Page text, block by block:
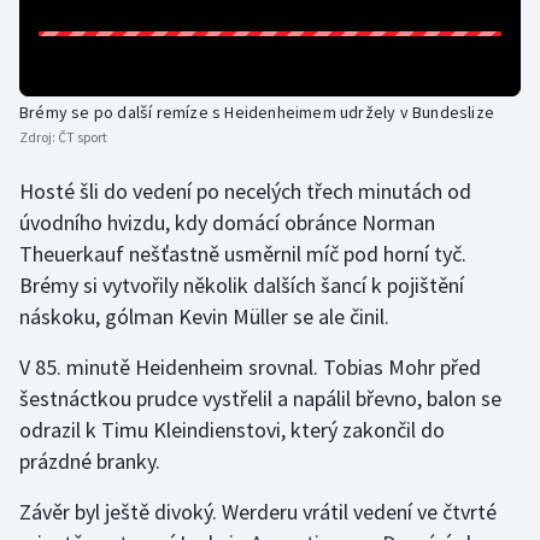
Házená
Judo
Krasobruslení
Lyže a snowboard
Moderní pětiboj
Motorsport
Brémy se po další remíze s Heidenheimem udržely v Bundeslize
Zdroj: ČT sport
Hosté šli do vedení po necelých třech minutách od
úvodního hvizdu, kdy domácí obránce Norman
Theuerkauf nešťastně usměrnil míč pod horní tyč.
Brémy si vytvořily několik dalších šancí k pojištění
náskoku, gólman Kevin Müller se ale činil.
V 85. minutě Heidenheim srovnal. Tobias Mohr před
šestnáctkou prudce vystřelil a napálil břevno, balon se
odrazil k Timu Kleindienstovi, který zakončil do
prázdné branky.
Závěr byl ještě divoký. Werderu vrátil vedení ve čtvrté